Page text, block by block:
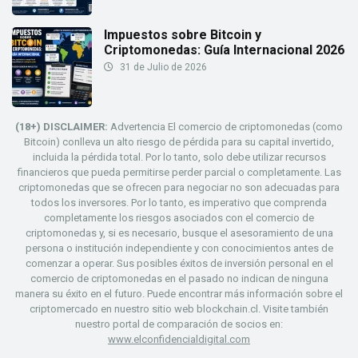
Impuestos sobre Bitcoin y
Criptomonedas: Guía Internacional 2026
31 de Julio de 2026
(18+) DISCLAIMER: Advertencia El comercio de criptomonedas (como
Bitcoin) conlleva un alto riesgo de pérdida para su capital invertido,
incluida la pérdida total. Por lo tanto, solo debe utilizar recursos
financieros que pueda permitirse perder parcial o completamente. Las
criptomonedas que se ofrecen para negociar no son adecuadas para
todos los inversores. Por lo tanto, es imperativo que comprenda
completamente los riesgos asociados con el comercio de
criptomonedas y, si es necesario, busque el asesoramiento de una
persona o institución independiente y con conocimientos antes de
comenzar a operar. Sus posibles éxitos de inversión personal en el
comercio de criptomonedas en el pasado no indican de ninguna
manera su éxito en el futuro. Puede encontrar más información sobre el
criptomercado en nuestro sitio web blockchain.cl. Visite también
nuestro portal de comparación de socios en:
www.elconfidencialdigital.com